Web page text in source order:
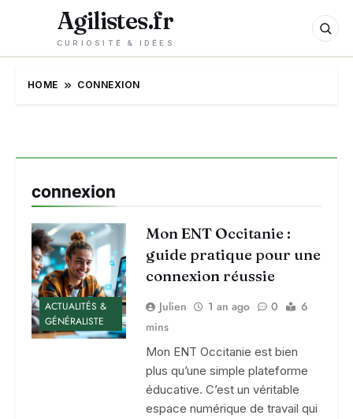
Agilistes.fr
CURIOSITÉ & IDÉES
HOME CONNEXION
connexion
ACTUALITÉS &
GÉNÉRALISTE
Mon ENT Occitanie :
guide pratique pour une
connexion réussie
Julien 1 an ago 0
6
mins
Mon ENT Occitanie est bien
plus qu’une simple plateforme
éducative. C’est un véritable
espace numérique de travail qui